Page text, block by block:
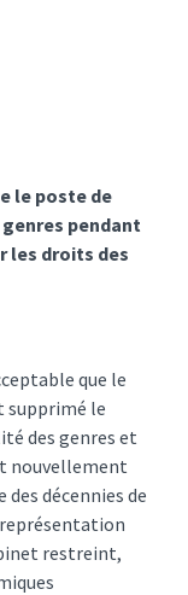
le poste de
pendant
les droits des
que le
supprimé le
des genres et
nouvellement
décennies de
restreint,